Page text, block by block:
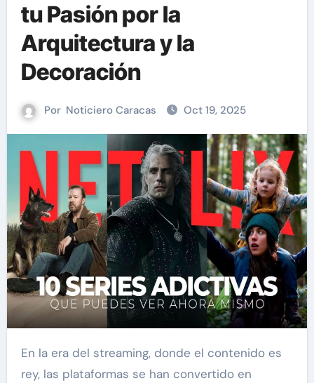
tu Pasión por la
Arquitectura y la
Decoración
Por Noticiero Caracas Oct 19, 2025
En la era del streaming, donde el contenido es
rey, las plataformas se han convertido en